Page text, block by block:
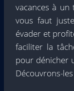
vacances à
vous faut
évader et
faciliter la
pour dénicher
Découvrons-les